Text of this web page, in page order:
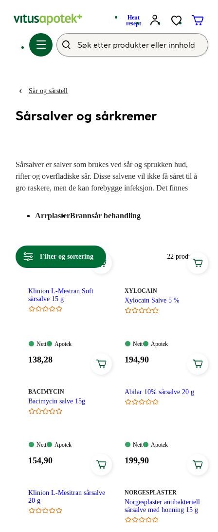
Hent
resept
Sår og sårstell
Sårsalver og sårkremer
Sårsalver er salver som brukes ved sår og sprukken hud,
rifter og overfladiske sår. Disse salvene vil ikke få såret til å
gro raskere, men de kan forebygge infeksjon. Det finnes
på hudoverflaten. Hos Vitusapotek får du sårsalver med
effektive antibakterielle sårsalver.
ArrplasterBrannsår behandling
Filter og sortering 22 produkter
Klinion L-Mestran Soft
sårsalve 15 g
Nett:
Nett
Apotek:
Apotek
Pris:
138,28
MERKE:
XYLOCAIN
Xylocain Salve 5 %
Nett:
Nett
Apotek:
Apotek
Pris:
194,90
MERKE:
BACIMYCIN
Bacimycin salve 15g
Nett:
Nett
Apotek:
Apotek
Pris:
154,90
Abilar 10% sårsalve 20 g
Nett:
Nett
Apotek:
Apotek
Pris:
199,90
Klinion L-Mesitran sårsalve
20 g
MERKE:
NORGESPLASTER
Norgesplaster antibakteriell
sårsalve med honning 15 g